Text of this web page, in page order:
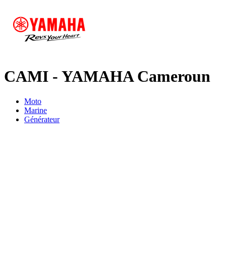
CAMI - YAMAHA Cameroun
Moto
Marine
Générateur